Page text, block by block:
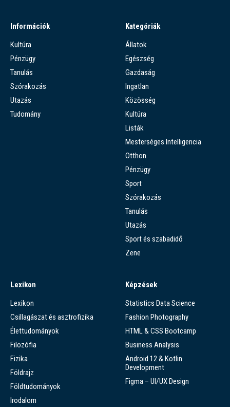
Információk
Kultúra
Pénzügy
Tanulás
Szórakozás
Utazás
Tudomány
Kategóriák
Állatok
Egészség
Gazdaság
Ingatlan
Közösség
Kultúra
Listák
Mesterséges Intelligencia
Otthon
Pénzügy
Sport
Szórakozás
Tanulás
Utazás
Sport és szabadidő
Zene
Lexikon
Lexikon
Csillagászat és asztrofizika
Élettudományok
Filozófia
Fizika
Földrajz
Földtudományok
Irodalom
Képzések
Statistics Data Science
Fashion Photography
HTML & CSS Bootcamp
Business Analysis
Android 12 & Kotlin
Development
Figma – UI/UX Design